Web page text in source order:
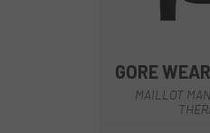
Naranja
GORE WEAR
MAILLOT